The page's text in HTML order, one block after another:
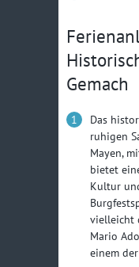
Gemach
Das
ruhigen
Mayen,
bietet
Kultur
vielleicht
Mario
einem